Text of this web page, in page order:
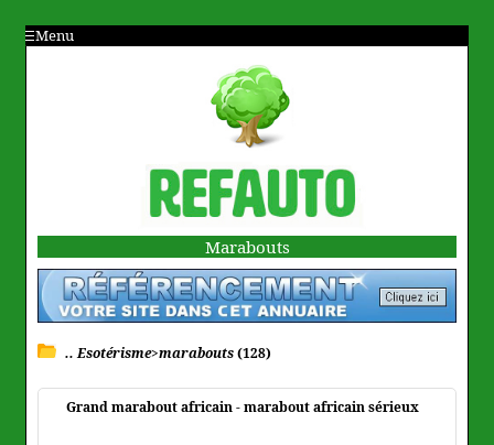
Menu
Marabouts
.. Esotérisme>marabouts(128)
Grand marabout africain - marabout africain sérieux